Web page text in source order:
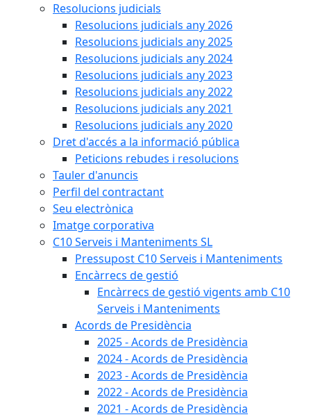
Resolucions judicials
Resolucions judicials any 2026
Resolucions judicials any 2025
Resolucions judicials any 2024
Resolucions judicials any 2023
Resolucions judicials any 2022
Resolucions judicials any 2021
Resolucions judicials any 2020
Dret d'accés a la informació pública
Peticions rebudes i resolucions
Tauler d'anuncis
Perfil del contractant
Seu electrònica
Imatge corporativa
C10 Serveis i Manteniments SL
Pressupost C10 Serveis i Manteniments
Encàrrecs de gestió
Encàrrecs de gestió vigents amb C10
Serveis i Manteniments
Acords de Presidència
2025 - Acords de Presidència
2024 - Acords de Presidència
2023 - Acords de Presidència
2022 - Acords de Presidència
2021 - Acords de Presidència